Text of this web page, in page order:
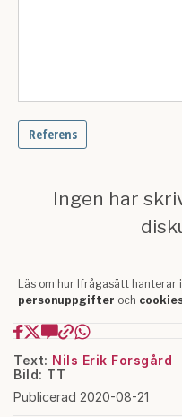
Text: Nils Erik Forsgård
Bild: TT
Publicerad 2020-08-21